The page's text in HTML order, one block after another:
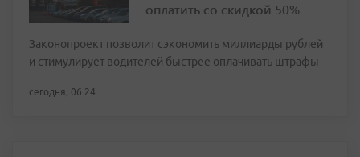
оплатить со скидкой 50%
Законопроект позволит сэкономить миллиарды рублей
и стимулирует водителей быстрее оплачивать штрафы
сегодня, 06:24